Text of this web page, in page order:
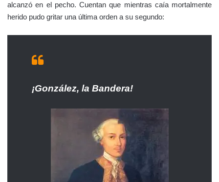
alcanzó en el pecho. Cuentan que mientras caía mortalmente
herido pudo gritar una última orden a su segundo:
¡González, la Bandera!